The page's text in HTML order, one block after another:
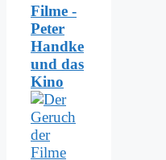
Filme -
Peter
Handke
und das
Kino